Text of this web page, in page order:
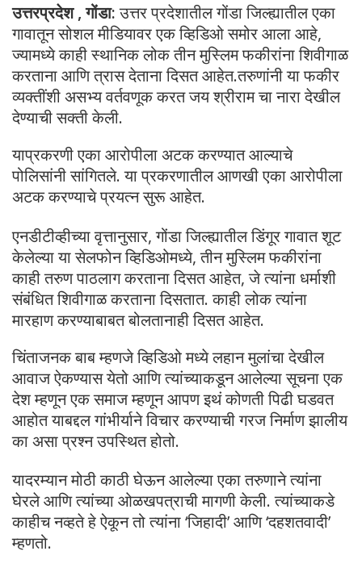
उत्तरप्रदेश , गोंडा:उत्तर प्रदेशातील गोंडा जिल्ह्यातील एका
गावातून सोशल मीडियावर एक व्हिडिओ समोर आला आहे,
ज्यामध्ये काही स्थानिक लोक तीन मुस्लिम फकीरांना शिवीगाळ
करताना आणि त्रास देताना दिसत आहेत.तरुणांनी या फकीर
व्यक्तींशी असभ्य वर्तवणूक करत जय श्रीराम चा नारा देखील
देण्याची सक्ती केली.
याप्रकरणी एका आरोपीला अटक करण्यात आल्याचे
पोलिसांनी सांगितले. या प्रकरणातील आणखी एका आरोपीला
अटक करण्याचे प्रयत्न सुरू आहेत.
एनडीटीव्हीच्या वृत्तानुसार, गोंडा जिल्ह्यातील डिंगूर गावात शूट
केलेल्या या सेलफोन व्हिडिओमध्ये, तीन मुस्लिम फकीरांना
काही तरुण पाठलाग करताना दिसत आहेत, जे त्यांना धर्माशी
संबंधित शिवीगाळ करताना दिसतात. काही लोक त्यांना
मारहाण करण्याबाबत बोलतानाही दिसत आहेत.
चिंताजनक बाब म्हणजे व्हिडिओ मध्ये लहान मुलांचा देखील
आवाज ऐकण्यास येतो आणि त्यांच्याकडून आलेल्या सूचना एक
देश म्हणून एक समाज म्हणून आपण इथं कोणती पिढी घडवत
आहोत याबद्दल गांभीर्याने विचार करण्याची गरज निर्माण झालीय
का असा प्रश्न उपस्थित होतो.
यादरम्यान मोठी काठी घेऊन आलेल्या एका तरुणाने त्यांना
घेरले आणि त्यांच्या ओळखपत्राची मागणी केली. त्यांच्याकडे
काहीच नव्हते हे ऐकून तो त्यांना ‘जिहादी’ आणि ‘दहशतवादी’
म्हणतो.